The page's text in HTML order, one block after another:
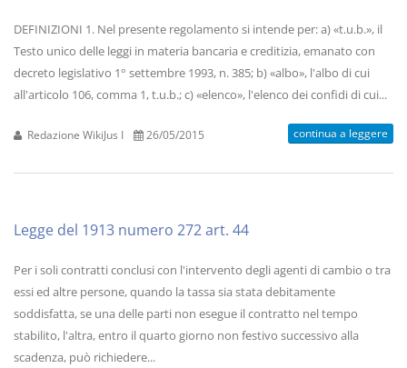
DEFINIZIONI 1. Nel presente regolamento si intende per: a) «t.u.b.», il
Testo unico delle leggi in materia bancaria e creditizia, emanato con
decreto legislativo 1° settembre 1993, n. 385; b) «albo», l'albo di cui
all'articolo 106, comma 1, t.u.b.; c) «elenco», l'elenco dei confidi di cui...
Redazione WikiJus I 26/05/2015 continua a leggere
Legge del 1913 numero 272 art. 44
Per i soli contratti conclusi con l'intervento degli agenti di cambio o tra
essi ed altre persone, quando la tassa sia stata debitamente
soddisfatta, se una delle parti non esegue il contratto nel tempo
stabilito, l'altra, entro il quarto giorno non festivo successivo alla
scadenza, può richiedere...